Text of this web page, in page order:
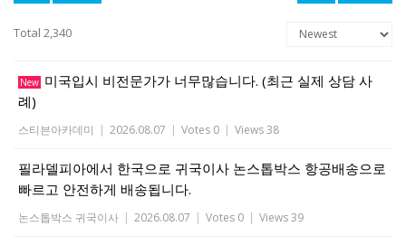
Total 2,340
New 미국입시 비전문가가 너무많습니다. (최근 실제 상담 사
례)
스티븐아카데미 | 2026.08.07 | Votes 0 | Views 38
필라델피아에서 한국으로 귀국이사 논스톱박스 항공배송으로
빠르고 안전하게 배송됩니다.
논스톱박스 귀국이사 | 2026.08.07 | Votes 0 | Views 39